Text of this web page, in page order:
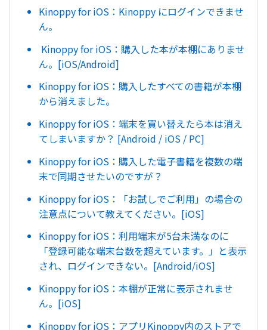
Kinoppy for iOS：Kinoppy にログインできませ
ん。
Kinoppy for iOS：購入した本が本棚にありませ
ん。[iOS/Android]
Kinoppy for iOS：購入したすべての書籍が本棚
から消えました。
Kinoppy for iOS：端末を買い替えたら本は消え
てしまいますか？ [Android / iOS / PC]
Kinoppy for iOS：購入した電子書籍を複数の端
末で同期させたいのですが？
Kinoppy for iOS：「お試しでご利用」の場合の
注意点について教えてください。[iOS]
Kinoppy for iOS：利用端末が5台未満なのに
「登録可能な端末台数を超えています。」と表示
され、ログインできない。[Android/iOS]
Kinoppy for iOS：本棚が正常に表示されませ
ん。[iOS]
Kinoppy for iOS：アプリKinoppy内のストアで